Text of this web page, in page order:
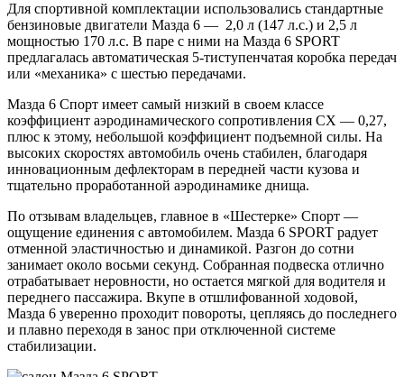
Для спортивной комплектации использовались стандартные
бензиновые двигатели Мазда 6 — 2,0 л (147 л.с.) и 2,5 л
мощностью 170 л.с. В паре с ними на Мазда 6 SPORT
предлагалась автоматическая 5-тиступенчатая коробка передач
или «механика» с шестью передачами.
Мазда 6 Спорт имеет самый низкий в своем классе
коэффициент аэродинамического сопротивления СX — 0,27,
плюс к этому, небольшой коэффициент подъемной силы. На
высоких скоростях автомобиль очень стабилен, благодаря
инновационным дефлекторам в передней части кузова и
тщательно проработанной аэродинамике днища.
По отзывам владельцев, главное в «Шестерке» Спорт —
ощущение единения с автомобилем. Мазда 6 SPORT радует
отменной эластичностью и динамикой. Разгон до сотни
занимает около восьми секунд. Собранная подвеска отлично
отрабатывает неровности, но остается мягкой для водителя и
переднего пассажира. Вкупе в отшлифованной ходовой,
Мазда 6 уверенно проходит повороты, цепляясь до последнего
и плавно переходя в занос при отключенной системе
стабилизации.